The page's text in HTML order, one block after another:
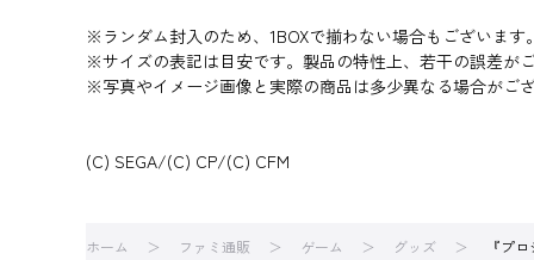
※ランダム封入のため、1BOXで揃わない場合もございます。
※サイズの表記は目安です。製品の特性上、若干の誤差がご
※写真やイメージ画像と実際の商品は多少異なる場合がござ
(C) SEGA/(C) CP/(C) CFM
ホーム ファミ通販 ゲーム グッズ
『プ